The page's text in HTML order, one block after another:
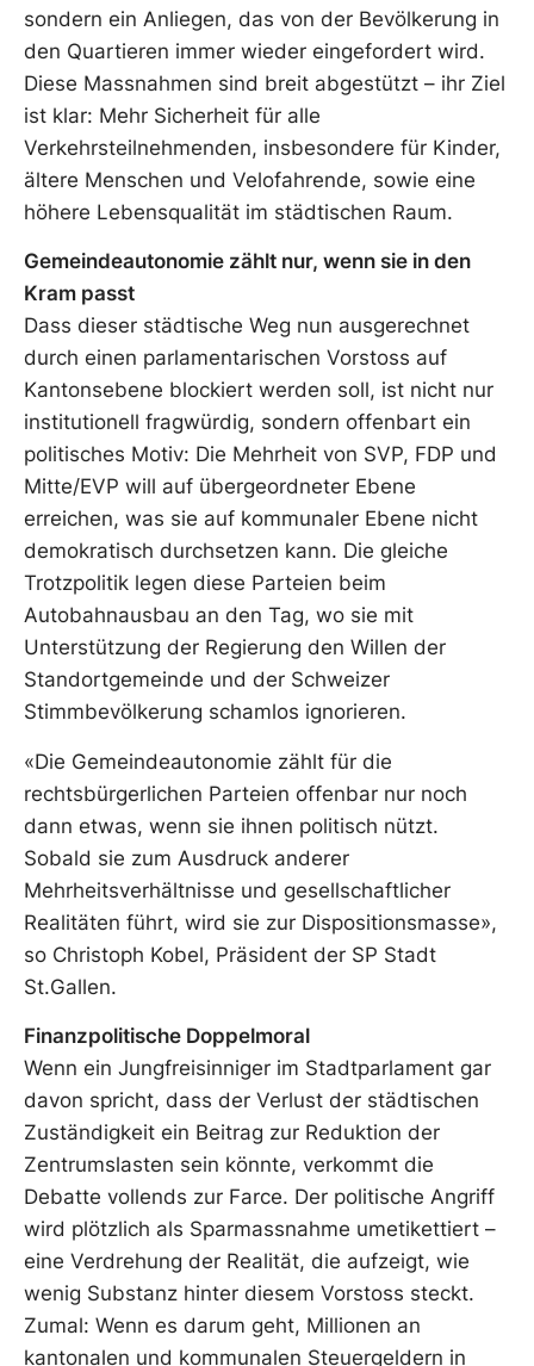
sondern ein Anliegen, das von der Bevölkerung in
den Quartieren immer wieder eingefordert wird.
Diese Massnahmen sind breit abgestützt – ihr Ziel
ist klar: Mehr Sicherheit für alle
Verkehrsteilnehmenden, insbesondere für Kinder,
ältere Menschen und Velofahrende, sowie eine
höhere Lebensqualität im städtischen Raum.
Gemeindeautonomie zählt nur, wenn sie in den
Kram passt
Dass dieser städtische Weg nun ausgerechnet
durch einen parlamentarischen Vorstoss auf
Kantonsebene blockiert werden soll, ist nicht nur
institutionell fragwürdig, sondern offenbart ein
politisches Motiv: Die Mehrheit von SVP, FDP und
Mitte/EVP will auf übergeordneter Ebene
erreichen, was sie auf kommunaler Ebene nicht
demokratisch durchsetzen kann. Die gleiche
Trotzpolitik legen diese Parteien beim
Autobahnausbau an den Tag, wo sie mit
Unterstützung der Regierung den Willen der
Standortgemeinde und der Schweizer
Stimmbevölkerung schamlos ignorieren.
«Die Gemeindeautonomie zählt für die
rechtsbürgerlichen Parteien offenbar nur noch
dann etwas, wenn sie ihnen politisch nützt.
Sobald sie zum Ausdruck anderer
Mehrheitsverhältnisse und gesellschaftlicher
Realitäten führt, wird sie zur Dispositionsmasse»,
so Christoph Kobel, Präsident der SP Stadt
St.Gallen.
Finanzpolitische Doppelmoral
Wenn ein Jungfreisinniger im Stadtparlament gar
davon spricht, dass der Verlust der städtischen
Zuständigkeit ein Beitrag zur Reduktion der
Zentrumslasten sein könnte, verkommt die
Debatte vollends zur Farce. Der politische Angriff
wird plötzlich als Sparmassnahme umetikettiert –
eine Verdrehung der Realität, die aufzeigt, wie
wenig Substanz hinter diesem Vorstoss steckt.
Zumal: Wenn es darum geht, Millionen an
kantonalen und kommunalen Steuergeldern in